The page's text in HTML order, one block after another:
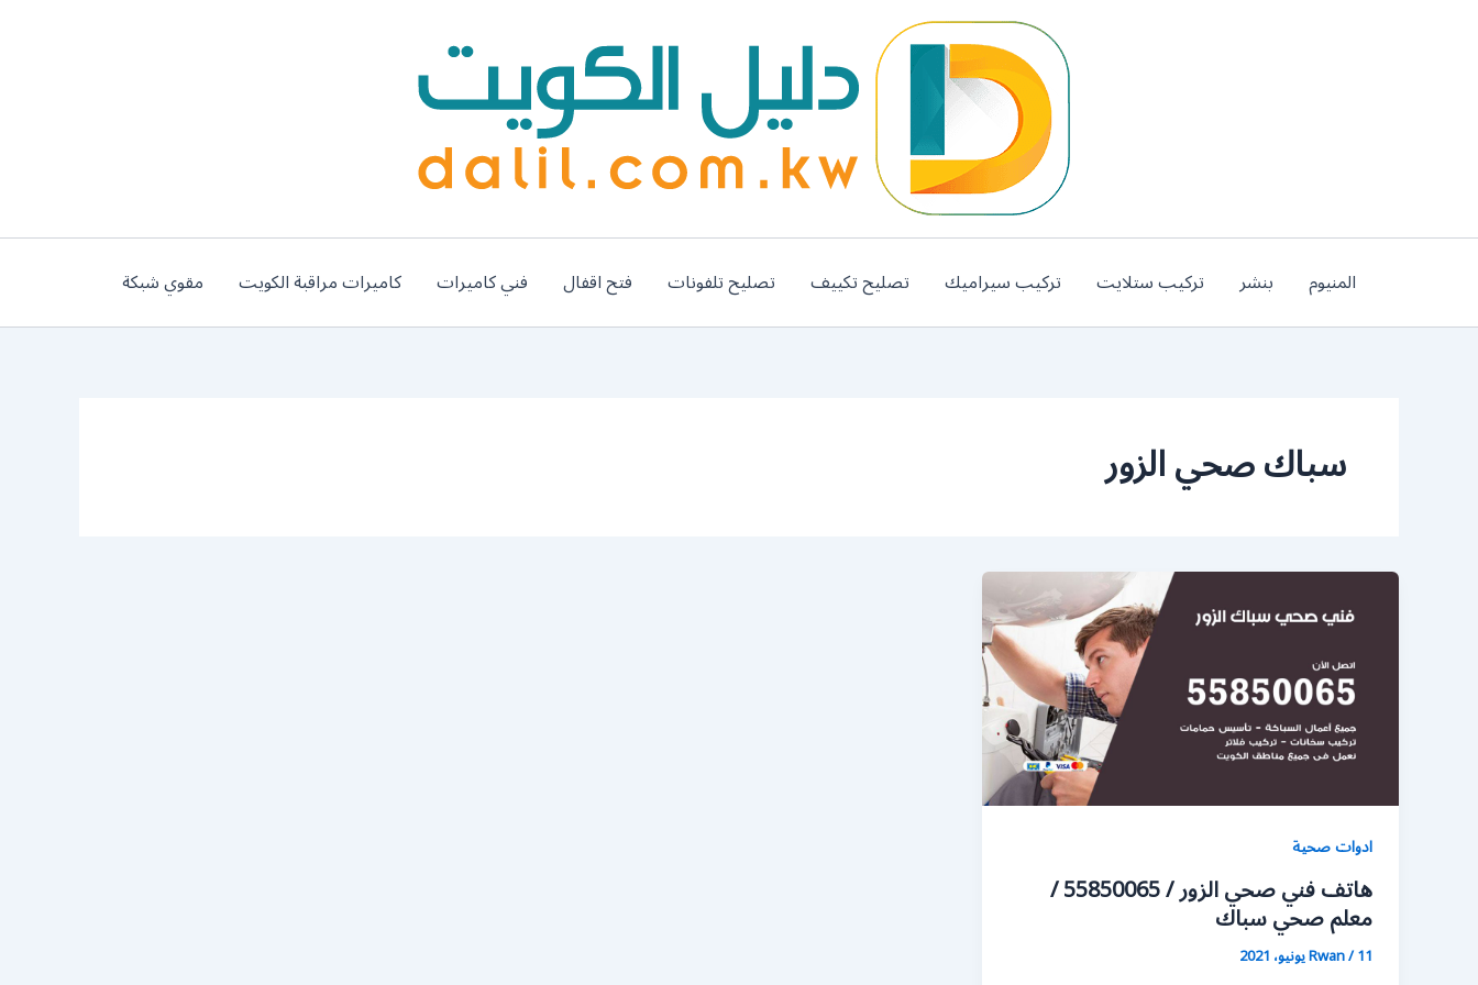
المنيوم بنشر تركيب ستلايت تركيب سيراميك تصليح تكييف تصليح تلفونات فتح اقفال فني كاميرات كاميرات مراقبة الكويت مقوي شبكة
سباك صحي الزور
ادوات صحية
هاتف فني صحي الزور / 55850065 /
معلم صحي سباك
Rwan/11 يونيو، 2021